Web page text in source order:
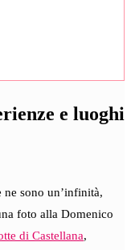
e luoghi
ne sono un’infinità,
foto alla Domenico
di Castellana,